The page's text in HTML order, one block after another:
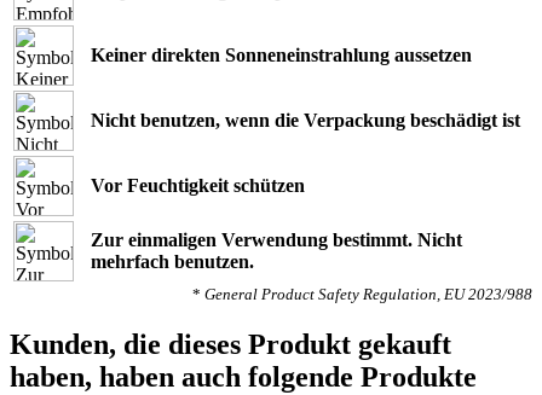
Keiner direkten Sonneneinstrahlung aussetzen
Nicht benutzen, wenn die Verpackung beschädigt ist
Vor Feuchtigkeit schützen
Zur einmaligen Verwendung bestimmt. Nicht
mehrfach benutzen.
* General Product Safety Regulation, EU 2023/988
Kunden, die dieses Produkt gekauft
haben, haben auch folgende Produkte